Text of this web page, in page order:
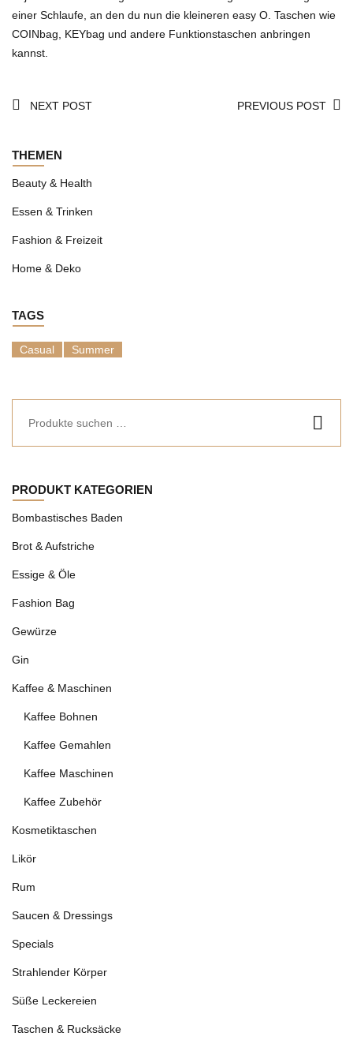
THEMEN
Beauty & Health
Essen & Trinken
Fashion & Freizeit
Home & Deko
TAGS
Casual Summer
PRODUKT KATEGORIEN
Bombastisches Baden
Brot & Aufstriche
Essige & Öle
Fashion Bag
Gewürze
Gin
Kaffee & Maschinen
Kaffee Bohnen
Kaffee Gemahlen
Kaffee Maschinen
Kaffee Zubehör
Kosmetiktaschen
Likör
Rum
Saucen & Dressings
Specials
Strahlender Körper
Süße Leckereien
Taschen & Rucksäcke
einer Schlaufe, an den du nun die kleineren easy O. Taschen wie
COINbag, KEYbag und andere Funktionstaschen anbringen
kannst.
NEXT POST PREVIOUS POST